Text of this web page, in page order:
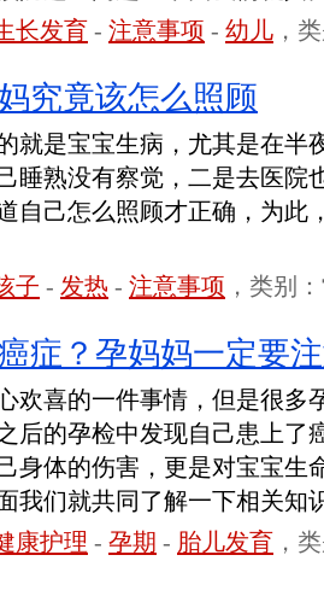
长发育 - 注意事项 - 幼儿 ，
究竟该怎么照顾
就是宝宝生病，尤其是在半
睡熟没有察觉，二是去医院
自己怎么照顾才正确，为此
子 - 发热 - 注意事项 ，类别
症？孕妈妈一定要
欢喜的一件事情，但是很多
后的孕检中发现自己患上了
身体的伤害，更是对宝宝生
我们就共同了解一下相关知
康护理 - 孕期 - 胎儿发育 ，